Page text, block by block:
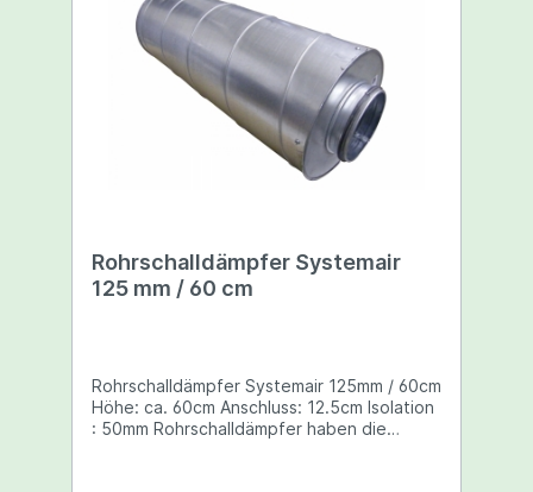
Rohrschalldämpfer Systemair
125 mm / 60 cm
Rohrschalldämpfer Systemair 125mm / 60cm
Höhe: ca. 60cm Anschluss: 12.5cm Isolation
: 50mm Rohrschalldämpfer haben die